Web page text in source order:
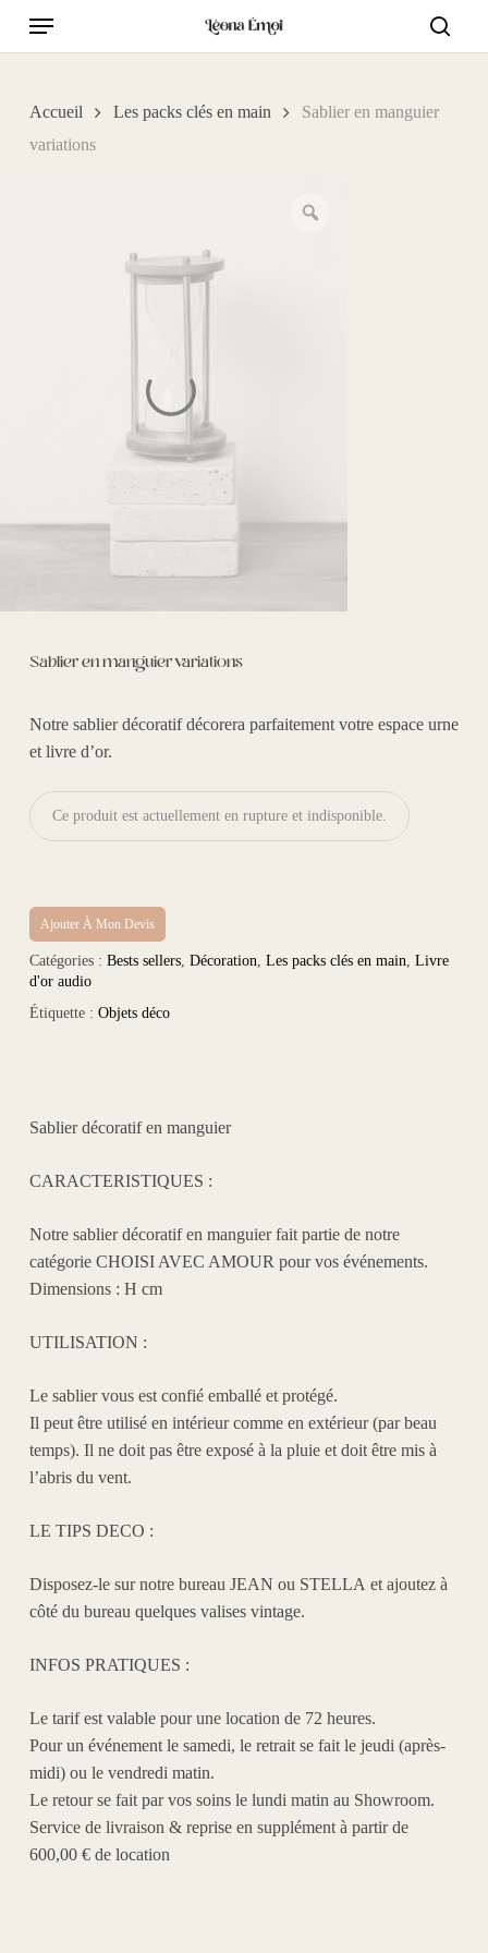
Menu
Accueil Les packs clés en main
Sablier en manguier
variations
Sablier en manguier variations
Notre sablier décoratifdécorera parfaitement votre espace urne
et livre d’or.
Ce produit est actuellement en rupture et indisponible.
Ajouter À Mon Devis
Catégories : Bests sellers, Décoration, Les packs clés en main, Livre
d'or audio
Étiquette : Objets déco
Sablier décoratif en manguier
CARACTERISTIQUES :
Notre sablier décoratif en manguierfait partie de notre
catégorie CHOISI AVEC AMOUR pour vos événements.
Dimensions : H cm
UTILISATION :
Le sablier vous est confié emballé et protégé.
Il peut être utilisé en intérieur comme en extérieur (par beau
temps). Il ne doit pas être exposé à la pluie et doit être mis à
l’abris du vent.
LE TIPS DECO :
Disposez-le sur notre bureau JEAN ou STELLA et ajoutez à
côté du bureau quelques valises vintage.
INFOS PRATIQUES :
Le tarif est valable pour une location de 72 heures.
Pour un événement le samedi, le retrait se fait le jeudi (après-
midi) ou le vendredi matin.
Le retour se fait par vos soins le lundi matin au Showroom.
Service de livraison & reprise en supplément à partir de
600,00 € de location